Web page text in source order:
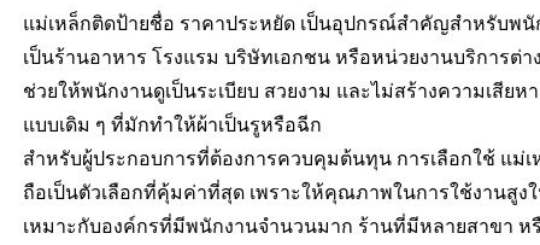
แม่เหล็กติดป้ายชื่อ ราคาประหยัด เป็นอุปกรณ์สำคัญสำหรับพนั
เป็นร้านอาหาร โรงแรม บริษัทเอกชน หรือหน่วยงานบริการต่
ช่วยให้พนักงานดูเป็นระเบียบ สวยงาม และไม่สร้างความเสียห
แบบเดิม ๆ ที่มักทำให้ผ้าเป็นรูหรือฉีก
สำหรับผู้ประกอบการที่ต้องการควบคุมต้นทุน การเลือกใช้ แม่
ถือเป็นตัวเลือกที่คุ้มค่าที่สุด เพราะให้คุณภาพในการใช้งานสูง
เหมาะกับองค์กรที่มีพนักงานจำนวนมาก ร้านที่มีหลายสาขา ห